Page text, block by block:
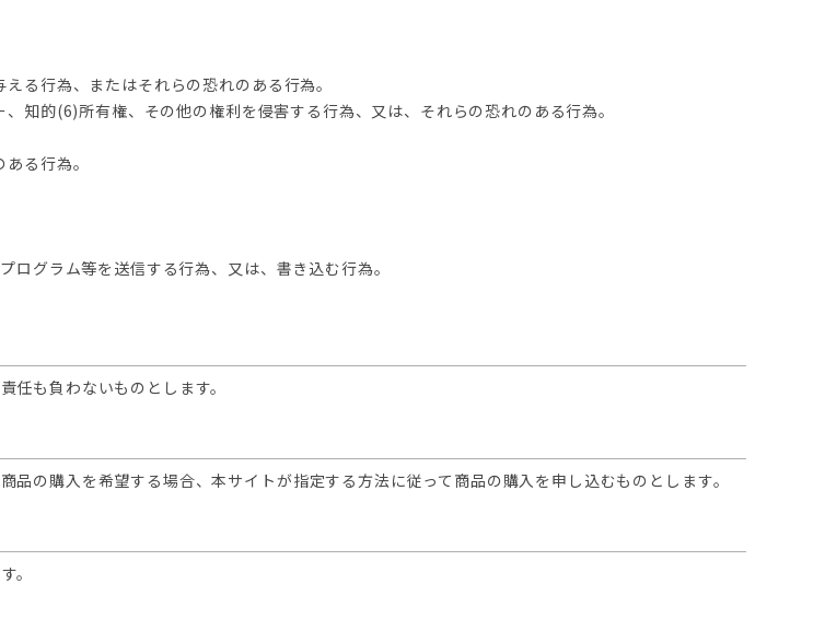
る行為、またはそれらの恐れのある行為。
知的(6)所有権、その他の権利を侵害する行為、又は、それらの恐れのある行為。
る行為。
グラム等を送信する行為、又は、書き込む行為。
も負わないものとします。
の購入を希望する場合、本サイトが指定する方法に従って商品の購入を申し込むものとします。
。